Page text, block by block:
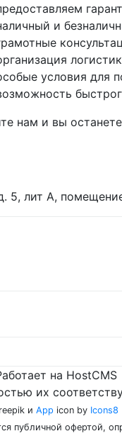
и
условия для
нам и вы
5, лит А,
на HostCMS
их
и App icon by Icons8
публичной офертой,